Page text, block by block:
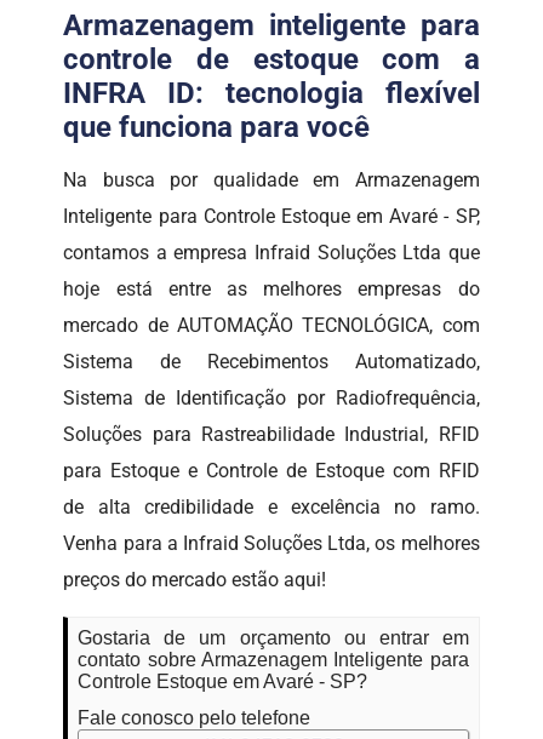
Armazenagem inteligente para
controle de estoque com a
INFRA ID: tecnologia flexível
que funciona para você
Na busca por qualidade em Armazenagem
Inteligente para Controle Estoque em Avaré - SP,
contamos a empresa Infraid Soluções Ltda que
hoje está entre as melhores empresas do
mercado de AUTOMAÇÃO TECNOLÓGICA, com
Sistema de Recebimentos Automatizado,
Sistema de Identificação por Radiofrequência,
Soluções para Rastreabilidade Industrial, RFID
para Estoque e Controle de Estoque com RFID
de alta credibilidade e excelência no ramo.
Venha para a Infraid Soluções Ltda, os melhores
preços do mercado estão aqui!
Gostaria de um orçamento ou entrar em
contato sobre Armazenagem Inteligente para
Controle Estoque em Avaré - SP?
Fale conosco pelo telefone